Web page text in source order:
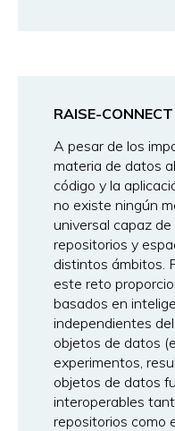
RAISE-CONNECT
A pesar de los
materia de datos
código y la
no existe ningún
universal capaz de
repositorios y
distintos ámbitos.
este reto
basados en
independientes
objetos de datos
experimentos,
objetos de datos
interoperables
repositorios como